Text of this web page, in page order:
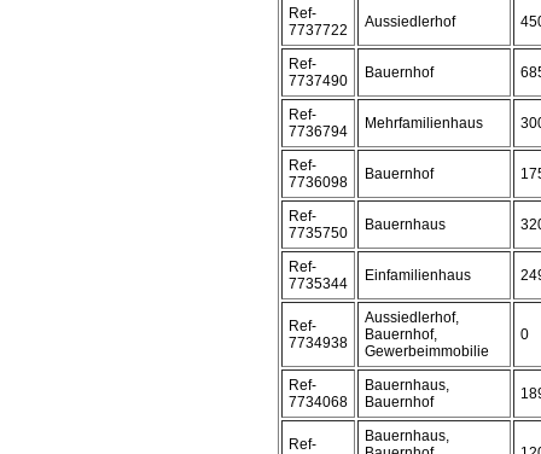
Ref-
7737722
Aussiedlerhof
Ref-
7737490
Bauernhof
Ref-
7736794
Mehrfamilienhaus
Ref-
7736098
Bauernhof
Ref-
7735750
Bauernhaus
Ref-
7735344
Einfamilienhaus
Ref-
7734938
Aussiedlerhof,
Bauernhof,
Gewerbeimmobilie
0
Ref-
7734068
Bauernhaus,
Bauernhof
Ref-
Bauernhaus,